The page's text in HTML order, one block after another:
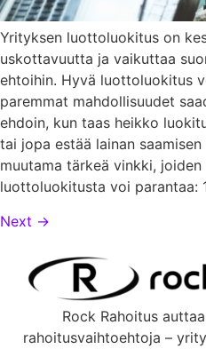
Yrityksen luottoluokitus on
uskottavuutta ja vaikuttaa
ehtoihin. Hyvä luottoluokitus
paremmat mahdollisuudet
ehdoin, kun taas heikko
tai jopa estää lainan
muutama tärkeä vinkki,
luottoluokitusta voi parantaa:
Next →
Rock Rahoitus
rahoitusvaihtoehtoja –